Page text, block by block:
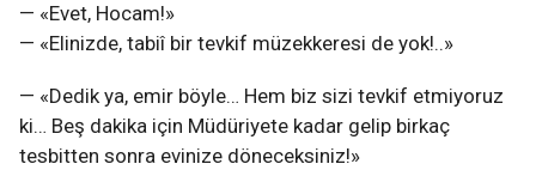
— «Evet, Hocam!»
— «Elinizde, tabiî bir tevkif müzekkeresi de yok!..»
— «Dedik ya, emir böyle… Hem biz sizi tevkif etmiyoruz
ki… Beş dakika için Müdüriyete kadar gelip birkaç
tesbitten sonra evinize döneceksiniz!»